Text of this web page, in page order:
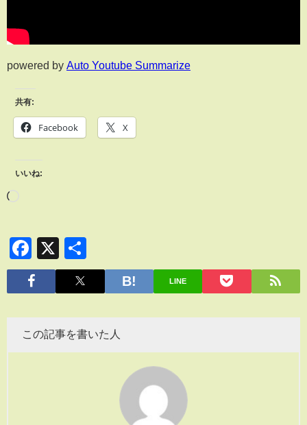
powered by Auto Youtube Summarize
共有:
Facebook X
いいね:
Facebook
X
有
LINE
この記事を書いた人